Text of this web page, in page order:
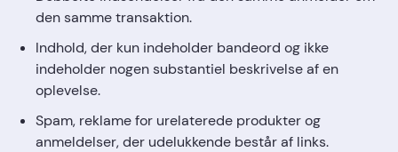
den samme transaktion.
Indhold, der kun indeholder bandeord og ikke
indeholder nogen substantiel beskrivelse af en
oplevelse.
Spam, reklame for urelaterede produkter og
anmeldelser, der udelukkende består af links.